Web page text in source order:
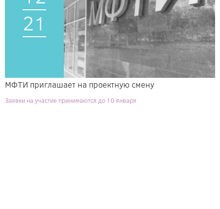
21
МФТИ приглашает на проектную смену
Заявки на участие принимаются до 10 января